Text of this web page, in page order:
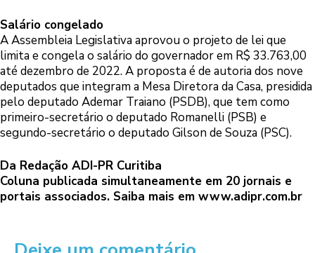
Salário congelado
A Assembleia Legislativa aprovou o projeto de lei que
limita e congela o salário do governador em R$ 33.763,00
até dezembro de 2022. A proposta é de autoria dos nove
deputados que integram a Mesa Diretora da Casa, presidida
pelo deputado Ademar Traiano (PSDB), que tem como
primeiro-secretário o deputado Romanelli (PSB) e
segundo-secretário o deputado Gilson de Souza (PSC).
Da Redação ADI-PR Curitiba
Coluna publicada simultaneamente em 20 jornais e
portais associados. Saiba mais em www.adipr.com.br